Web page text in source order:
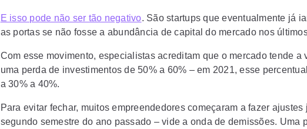
E isso pode não ser tão negativo. São startups que eventualmente já
as portas se não fosse a abundância de capital do mercado nos
Com esse movimento, especialistas acreditam que o mercado tende a
uma perda de investimentos de 50% a 60% – em 2021, esse
a 30% a 40%.
Para evitar fechar, muitos empreendedores começaram a fazer ajustes
segundo semestre do ano passado – vide a onda de demissões. Uma